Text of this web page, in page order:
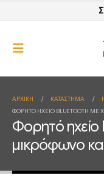
ΑΡΧΙΚΉ ΚΑΤΆΣΤΗΜΑ
ΦΟΡΗΤΌ ΗΧΕΊΟ BLUETOOTH ΜΕ
Φορητό ηχείο
μικρόφωνο